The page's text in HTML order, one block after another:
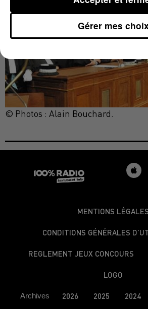
© Photos : Alain Bouchard.
MENTIONS LÉGALES
CONDITIONS GÉNÉRALES
REGLEMENT JEUX CONCOURS
LOGO
Archives 2026 2025 2024
Gérer mes choix